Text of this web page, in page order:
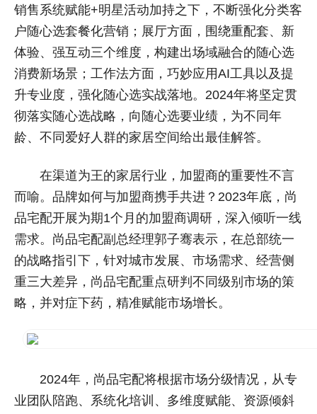
销售系统赋能+明星活动加持之下，不断强化分类客
户随心选套餐化营销；展厅方面，围绕重配套、新
体验、强互动三个维度，构建出场域融合的随心选
消费新场景；工作法方面，巧妙应用AI工具以及提
升专业度，强化随心选实战落地。2024年将坚定贯
彻落实随心选战略，向随心选要业绩，为不同年
龄、不同爱好人群的家居空间给出最佳解答。
在渠道为王的家居行业，加盟商的重要性不言
而喻。品牌如何与加盟商携手共进？2023年底，尚
品宅配开展为期1个月的加盟商调研，深入倾听一线
需求。尚品宅配副总经理郭子骞表示，在总部统一
的战略指引下，针对城市发展、市场需求、经营侧
重三大差异，尚品宅配重点研判不同级别市场的策
略，并对症下药，精准赋能市场增长。
2024年，尚品宅配将根据市场分级情况，从专
业团队陪跑、系统化培训、多维度赋能、资源倾斜